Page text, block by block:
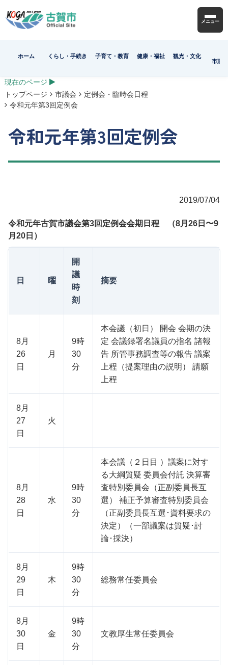
メニュー
ホーム くらし・手続き 子育て・教育 健康・福祉
観光・文化
市政
現在のページ
トップページ
市議会
定例会・臨時会日程
令和元年第3回定例会
令和元年第3回定例会
2019/07/04
令和元年古賀市議会第3回定例会会期日程 （8月26日〜9
月20日）
日 曜
開
議
時
刻
摘要
8月
26
日
月
9時
30
分
本会議（初日） 開会 会期の決
定 会議録署名議員の指名 諸報
告 所管事務調査等の報告 議案
上程（提案理由の説明） 請願
上程
8月
27
日
火
8月
28
日
水
9時
30
分
本会議（２日目 ）議案に対す
る大綱質疑 委員会付託 決算審
査特別委員会（正副委員長互
選） 補正予算審査特別委員会
（正副委員長互選･資料要求の
決定）（一部議案は質疑･討
論･採決）
8月
29
日
木
9時
30
分
総務常任委員会
8月
30
日
金
9時
30
分
文教厚生常任委員会